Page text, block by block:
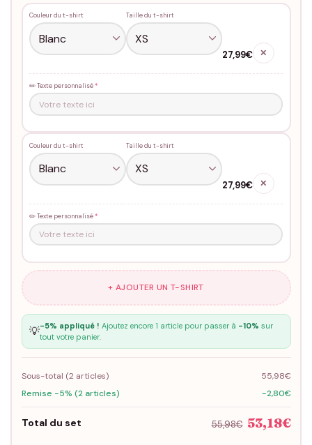
Couleur du t-shirt Taille du t-shirt
27,99€ ✕
✏️ Texte personnalisé*
Couleur du t-shirt Taille du t-shirt
27,99€ ✕
✏️ Texte personnalisé*
+ AJOUTER UN T-SHIRT
💡-5% appliqué ! Ajoutez encore 1 article pour passer à -10% sur
tout votre panier.
Sous-total (2articles)
55,98€
Remise -5% (2 articles)
-2,80€
Total du set 55,98€ 53,18€